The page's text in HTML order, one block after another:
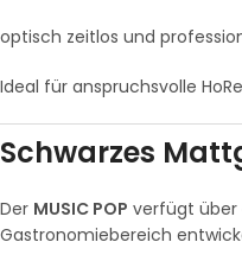
optisch zeitlos und
Ideal für anspruchsvolle
Schwarzes
Der MUSIC POP verfügt über
Gastronomiebereich